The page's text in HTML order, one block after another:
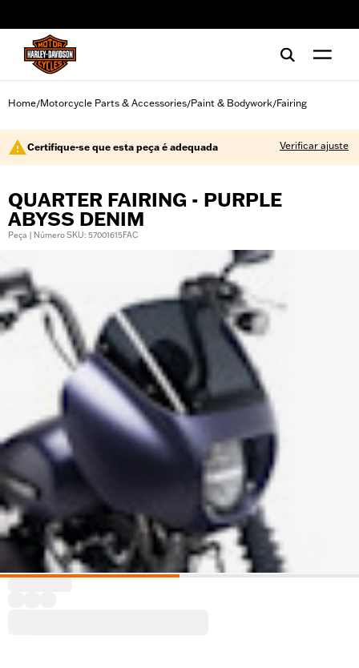
Home/Motorcycle Parts & Accessories/Paint & Bodywork/Fairing
Certifique-se que esta peça é adequada Verificar ajuste
QUARTER FAIRING - PURPLE
ABYSS DENIM
Peça | Número SKU: 57001615FAC